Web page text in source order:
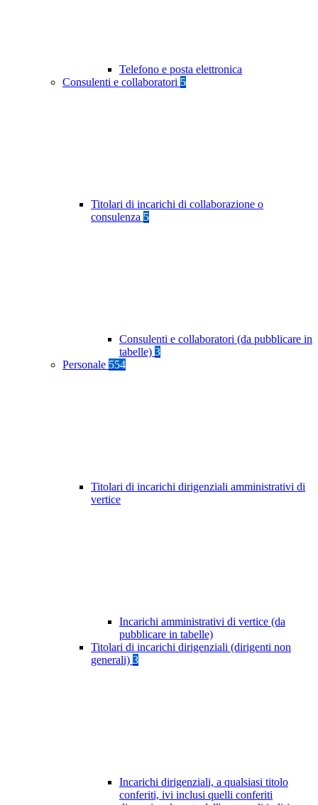
Telefono e posta elettronica
Consulenti e collaboratori 5
Titolari di incarichi di collaborazione o
consulenza 5
Consulenti e collaboratori (da pubblicare in
tabelle) 3
Personale 554
Titolari di incarichi dirigenziali amministrativi di
vertice
Incarichi amministrativi di vertice (da
pubblicare in tabelle)
Titolari di incarichi dirigenziali (dirigenti non
generali) 3
Incarichi dirigenziali, a qualsiasi titolo
conferiti, ivi inclusi quelli conferiti